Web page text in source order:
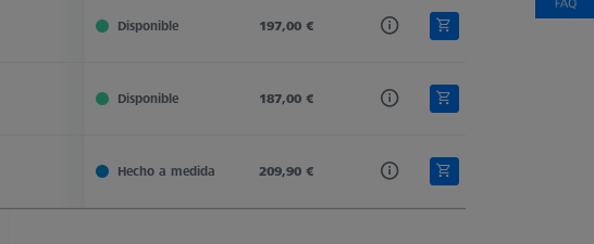
M5 Stylus Extension
Disponible 197,00 €
M5 Stylus Extension
Disponible 187,00 €
M5 Stylus Extension
Hecho a medida 209,90 €